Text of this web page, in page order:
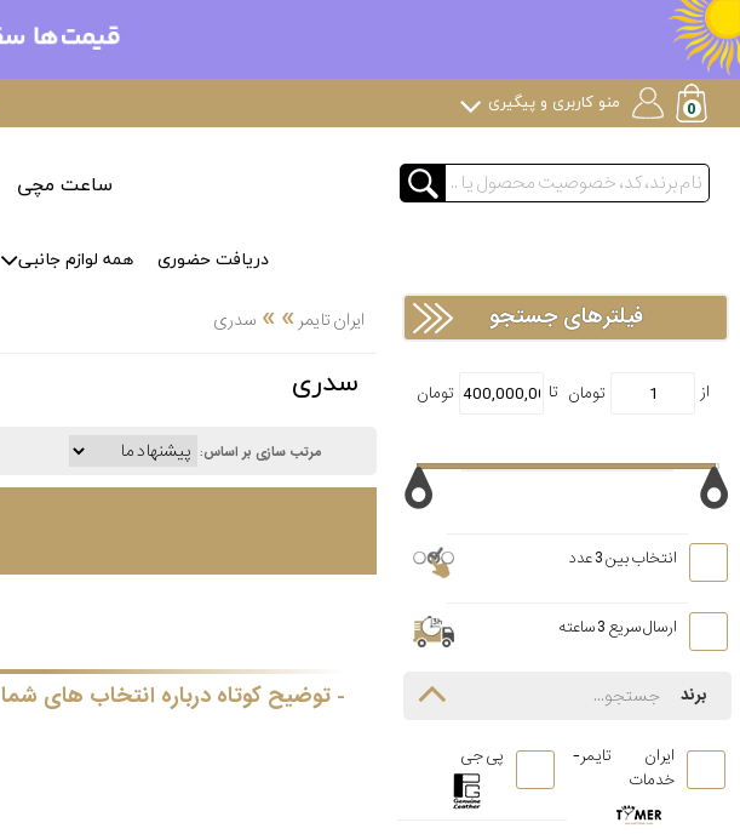
منو کاربری و پیگیری
ساعت مچی
دریافت حضوری همه لوازم جانبی
ایران تایمر »
» سدری
سدری
مرتب سازی بر اساس:
توضیح کوتاه درباره انتخاب های شما
فیلترهای جستجو
انتخاب بین 3 عدد
ارسال سریع 3 ساعته
برند
ایران تایمر-
خدمات
پی جی